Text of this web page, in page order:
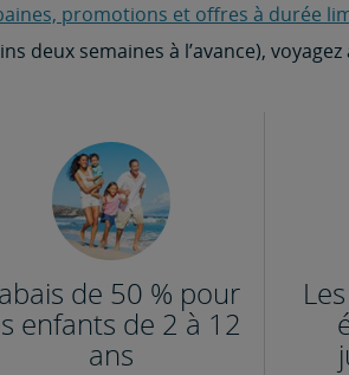
promotions et offres à durée
deux semaines à l’avance),
de 50 % pour
enfants de 2 à 12
ans